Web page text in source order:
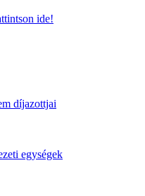
ide!
díjazottjai
egységek